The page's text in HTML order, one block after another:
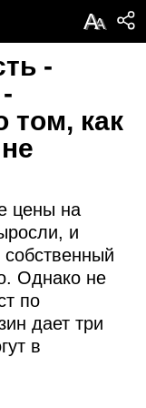
АА
-
том, как
цены на
и
собственный
Однако не
по
дает три
в